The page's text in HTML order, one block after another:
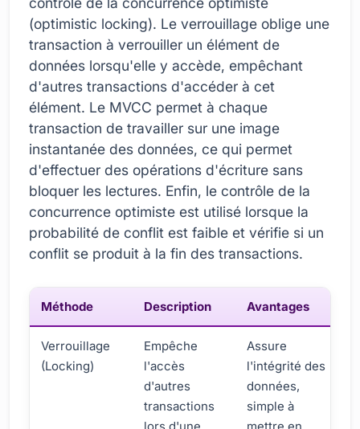
(optimistic locking). Le verrouillage oblige une
transaction à verrouiller un élément de
données lorsqu'elle y accède, empêchant
d'autres transactions d'accéder à cet
élément. Le MVCC permet à chaque
transaction de travailler sur une image
instantanée des données, ce qui permet
d'effectuer des opérations d'écriture sans
bloquer les lectures. Enfin, le contrôle de la
concurrence optimiste est utilisé lorsque la
probabilité de conflit est faible et vérifie si un
conflit se produit à la fin des transactions.
Méthode Description Avantages
Verrouillage
(Locking)
Empêche
l'accès
d'autres
transactions
Assure
l'intégrité des
données,
simple à